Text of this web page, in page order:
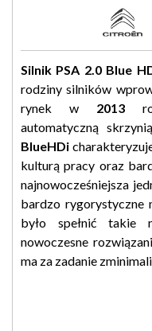
Silnik PSA 2.0 Blue
rodziny silników
rynek w 2013
automatyczną skrzynią
BlueHDi
kulturą pracy oraz
najnowocześniejsza
bardzo rygorystyczne
było spełnić takie
nowoczesne
ma za zadanie